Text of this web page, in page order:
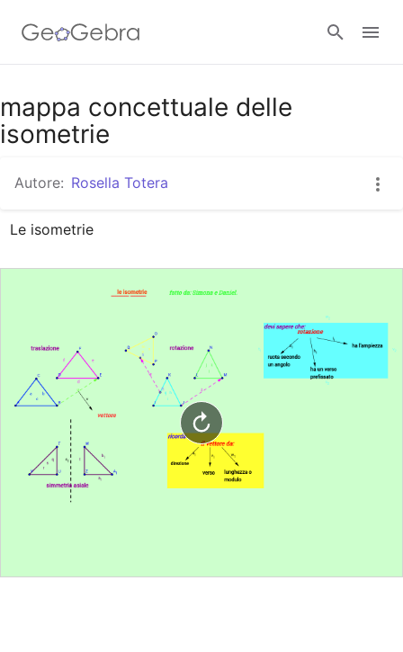
mappa concettuale delle
isometrie
Autore: Rosella Totera
Le isometrie